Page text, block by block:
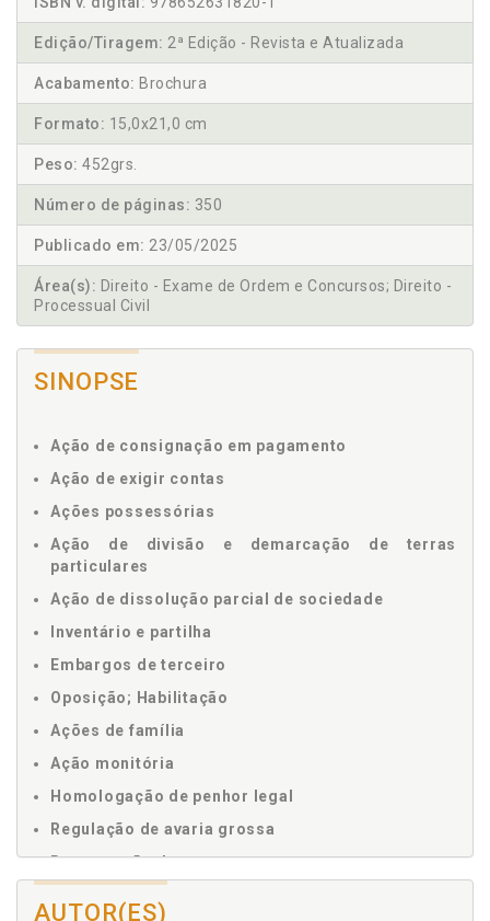
Edição/Tiragem: 2ª Edição - Revista e Atualizada
Acabamento: Brochura
Formato: 15,0x21,0 cm
Peso: 452grs.
Número de páginas: 350
Publicado em: 23/05/2025
Área(s): Direito - Exame de Ordem e Concursos; Direito -
Processual Civil
SINOPSE
Ação de consignação em pagamento
Ação de exigir contas
Ações possessórias
Ação de divisão e demarcação de terras
particulares
Ação de dissolução parcial de sociedade
Inventário e partilha
Embargos de terceiro
Oposição; Habilitação
Ações de família
Ação monitória
Homologação de penhor legal
Regulação de avaria grossa
Restauração de autos
AUTOR(ES)